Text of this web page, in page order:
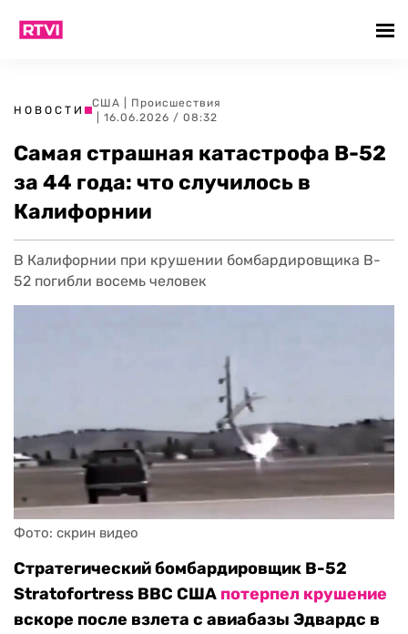
НОВОСТИ
США
Происшествия
| 16.06.2026 / 08:32
Самая страшная катастрофа B-52
за 44 года: что случилось в
Калифорнии
В Калифорнии при крушении бомбардировщика B-
52 погибли восемь человек
Фото: скрин видео
Стратегический бомбардировщик B-52
Stratofortress ВВС США потерпел крушение
вскоре после взлета с авиабазы Эдвардс в